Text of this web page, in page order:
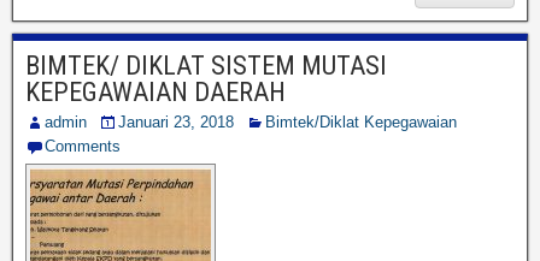
BIMTEK/ DIKLAT SISTEM MUTASI
KEPEGAWAIAN DAERAH
admin Januari 23, 2018
Bimtek/Diklat Kepegawaian
Comments